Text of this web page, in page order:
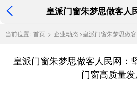
皇派门窗朱梦思做客人
当前位置: 首页 > 企业动态 >皇派门窗朱梦思做
皇派门窗朱梦思做客人民网：
门窗高质量